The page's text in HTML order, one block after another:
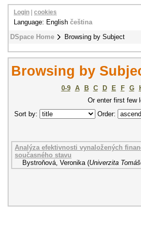
DSpace Home Browsing by Subject
Login cookies
Language: English čeština
Browsing by
0-9 A B C D E F G
Or enter first few
Sort by:
Order:
Analýza efektivnosti vynaložených
současného stavu
Bystroňová, Veronika (Univerzita